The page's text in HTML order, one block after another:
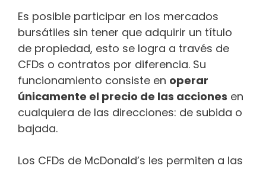
Es posible participar en los mercados
bursátiles sin tener que adquirir un título
de propiedad, esto se logra a través de
CFDs o contratos por diferencia. Su
funcionamiento consiste en operar
únicamente el precio de las acciones en
cualquiera de las direcciones: de subida o
bajada.
Los CFDs de McDonald’s les permiten a las